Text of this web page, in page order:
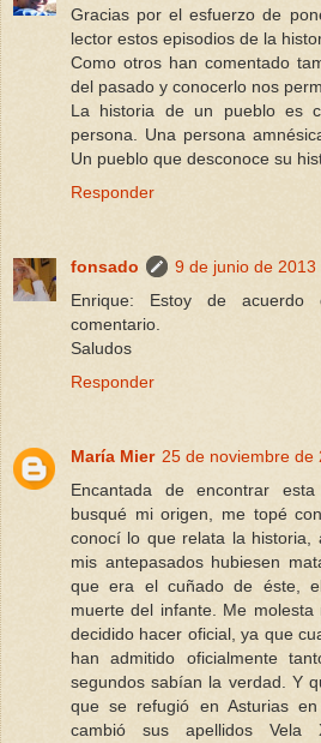
Gracias por el esfuerzo de
lector estos episodios de la
Como otros han comentado
del pasado y conocerlo nos
La historia de un pueblo es
persona. Una persona
Un pueblo que desconoce su
Responder
fonsado
9 de junio de 2013
Enrique: Estoy de acuerdo
comentario.
Saludos
Responder
María Mier 25 de noviembre de
Encantada de encontrar
busqué mi origen, me topé
conocí lo que relata la
mis antepasados hubiesen
que era el cuñado de éste,
muerte del infante. Me
decidido hacer oficial, ya que
han admitido oficialmente
segundos sabían la verdad. Y
que se refugió en Asturias
cambió sus apellidos Vela